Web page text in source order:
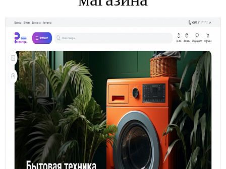
Продвижение и реклама
Поддержка и развитие
Портфолио
Блог
Документация